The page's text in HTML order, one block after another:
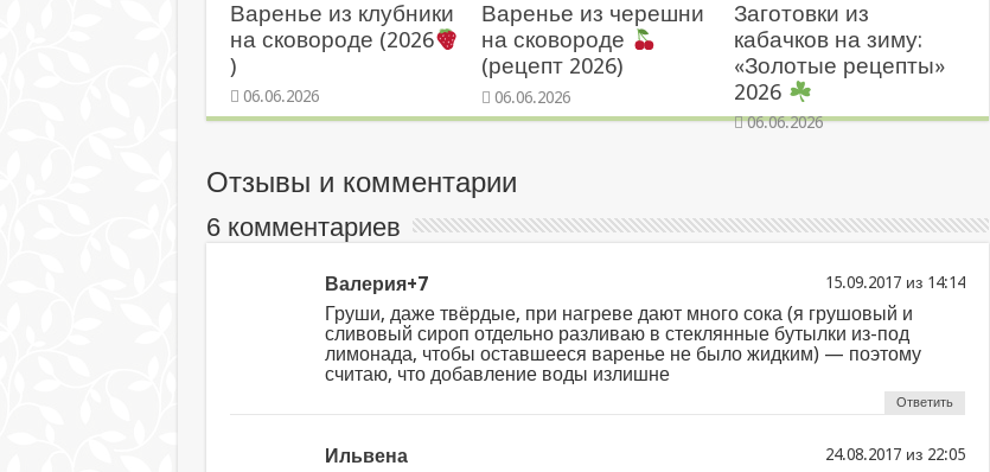
Варенье из клубники
на сковороде (2026
)
06.06.2026
Варенье из черешни
на сковороде
(рецепт 2026)
06.06.2026
Заготовки из
кабачков на зиму:
«Золотые рецепты»
2026
06.06.2026
Отзывы и комментарии
6 комментариев
Валерия+7 из
Груши, даже твёрдые, при нагреве дают много сока (я грушовый и
сливовый сироп отдельно разливаю в стеклянные бутылки из-под
лимонада, чтобы оставшееся варенье не было жидким) — поэтому
считаю, что добавление воды излишне
Ответить
Ильвена из